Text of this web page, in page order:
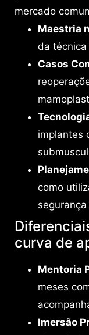
mercado
Maestria
da técnica
Casos
implantes
como
curva de
Mentoria
meses
Imersão